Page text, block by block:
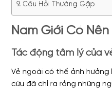
Câu Hỏi Thường Gặp
Nam Giới Có
Tác động tâm lý của
Vẻ ngoài có thể ảnh hưởng
cứu đã chỉ ra rằng những